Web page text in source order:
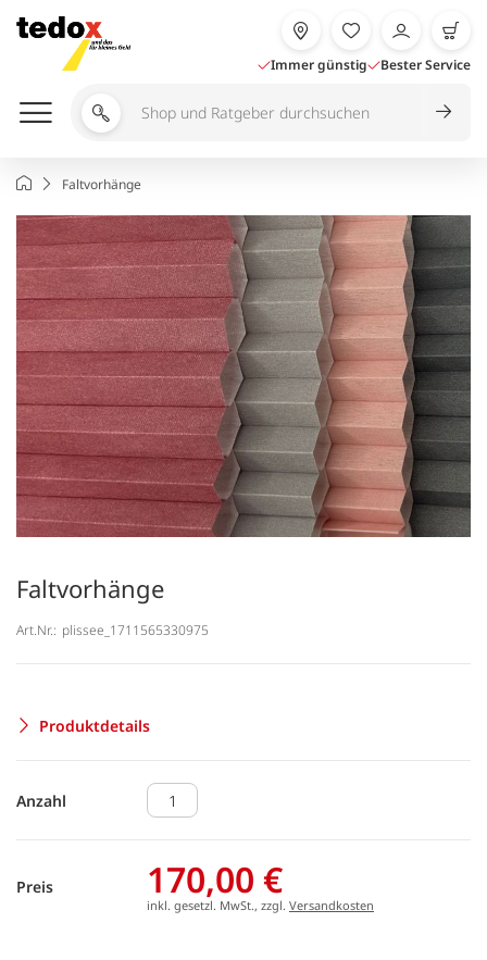
Inhalt
springen
Immer günstig Bester Service
Shop
durchsuchen
StartseiteFaltvorhänge
Faltvorhänge
Art.Nr.: plissee_1711565330975
Produktdetails
Anzahl
Preis 170,00 €
inkl. gesetzl. MwSt., zzgl. Versandkosten